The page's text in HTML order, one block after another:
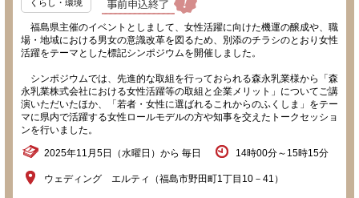
くらし・環境
福島県主催のイベントとしまして、女性活躍に向けた機運の醸成や、職
場・地域における男女の意識改革を図るため、別添のチラシのとおり女性
活躍をテーマとした標記シンポジウムを開催しました。
シンポジウムでは、先進的な取組を行っておられる森永乳業様から「森
永乳業株式会社における女性活躍等の取組と企業メリット」についてご講
演いただいたほか、「若者・女性に選ばれるこれからのふくしま」をテー
マに県内で活躍する女性ロールモデルの方や知事を交えたトークセッショ
ンを行いました。
2025年11月5日（水曜日）から 毎日 14時00分～15時15分
ウェディング エルティ（福島市野田町1丁目10－41）